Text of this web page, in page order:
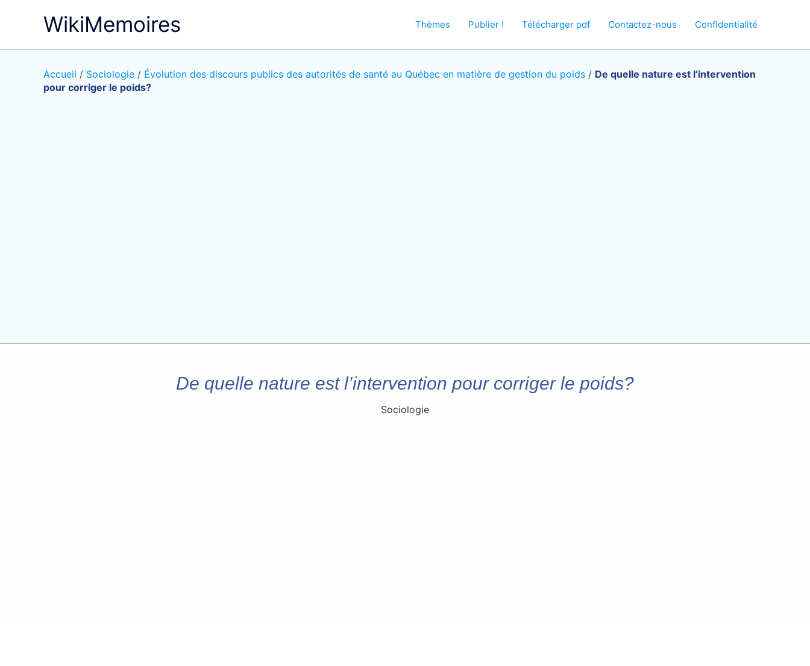
WikiMemoires Thèmes Publier ! Télécharger pdf Contactez-nous Confidentialité
Accueil / Sociologie / Évolution des discours publics des autorités de santé au Québec en matière de gestion du poids / De quelle nature est l’intervention
pour corriger le poids?
De quelle nature est l’intervention pour corriger le poids?
Sociologie